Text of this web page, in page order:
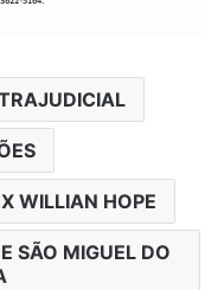
WILLIAN HOPE
SÃO MIGUEL DO